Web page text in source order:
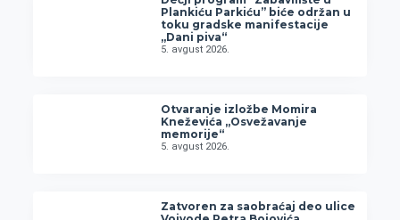
Plankiću Parkiću” biće održan u
toku gradske manifestacije
„Dani piva“
5. avgust 2026.
Otvaranje izložbe Momira
Kneževića „Osvežavanje
memorije“
5. avgust 2026.
Zatvoren za saobraćaj deo ulice